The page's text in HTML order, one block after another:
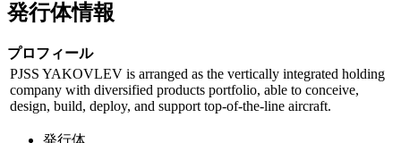
発行体情報
プロフィール
PJSS YAKOVLEV is arranged as the vertically integrated holding
company with diversified products portfolio, able to conceive,
design, build, deploy, and support top-of-the-line aircraft.